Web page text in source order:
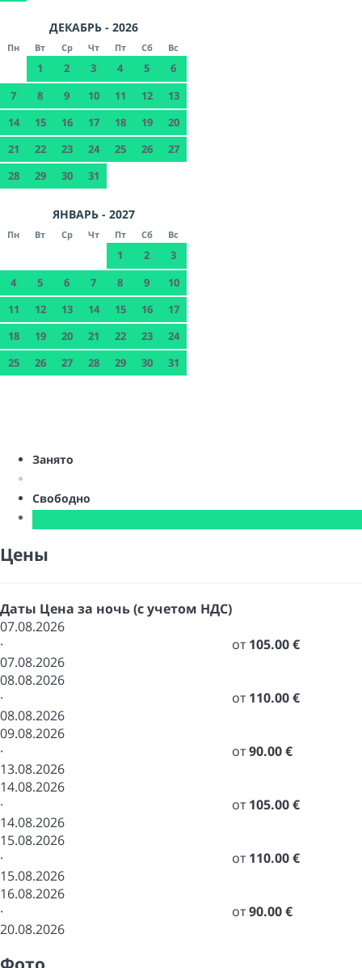
ДЕКАБРЬ - 2026
Пн Вт Ср Чт Пт Сб Вс
1 2 3 4 5
6
7
8 9 10 11 12
13
14
15 16 17 18 19
20
21
22 23 24 25 26
27
28
29 30 31
ЯНВАРЬ - 2027
Пн Вт Ср Чт Пт Сб Вс
1 2
3
4
5 6 7 8 9
10
11
12 13 14 15 16
17
18
19 20 21 22 23
24
25
26 27 28 29 30 31
Занято
Свободно
Цены
Даты Цена за ночь (с учетом НДС)
07.08.2026
·
07.08.2026
от 105.00 €
08.08.2026
·
08.08.2026
от 110.00 €
09.08.2026
·
13.08.2026
от90.00 €
14.08.2026
·
14.08.2026
от 105.00 €
15.08.2026
·
15.08.2026
от 110.00 €
16.08.2026
·
20.08.2026
от90.00 €